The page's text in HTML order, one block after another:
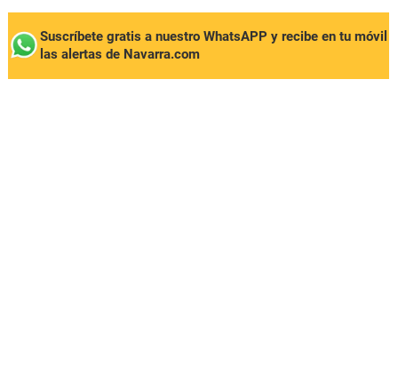
Suscríbete gratis a nuestro WhatsAPP y recibe en tu móvil
las alertas de Navarra.com